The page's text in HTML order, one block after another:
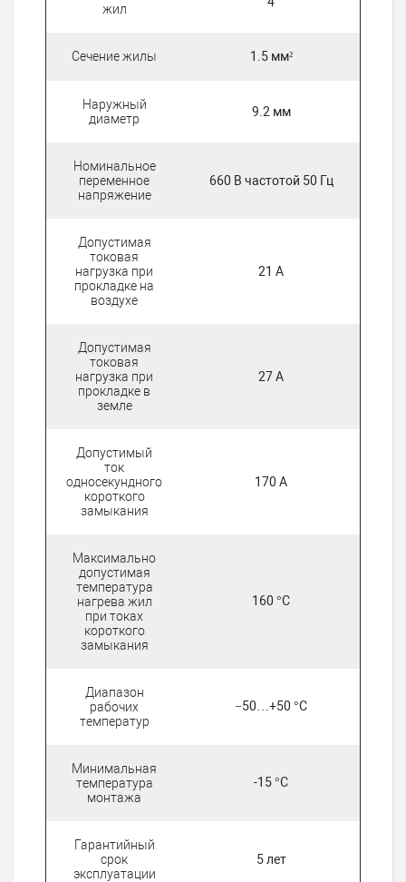
жил
Сечение жилы 1.5 мм²
Наружный
диаметр
9.2 мм
Номинальное
переменное
напряжение
660 В частотой 50 Гц
Допустимая
токовая
нагрузка при
прокладке на
воздухе
21 А
Допустимая
токовая
нагрузка при
прокладке в
земле
27 А
Допустимый
ток
односекундного
короткого
замыкания
170 А
Максимально
допустимая
температура
нагрева жил
при токах
короткого
замыкания
160 °C
Диапазон
рабочих
температур
−50…+50 °C
Минимальная
температура
монтажа
-15 °C
Гарантийный
срок
эксплуатации
5 лет